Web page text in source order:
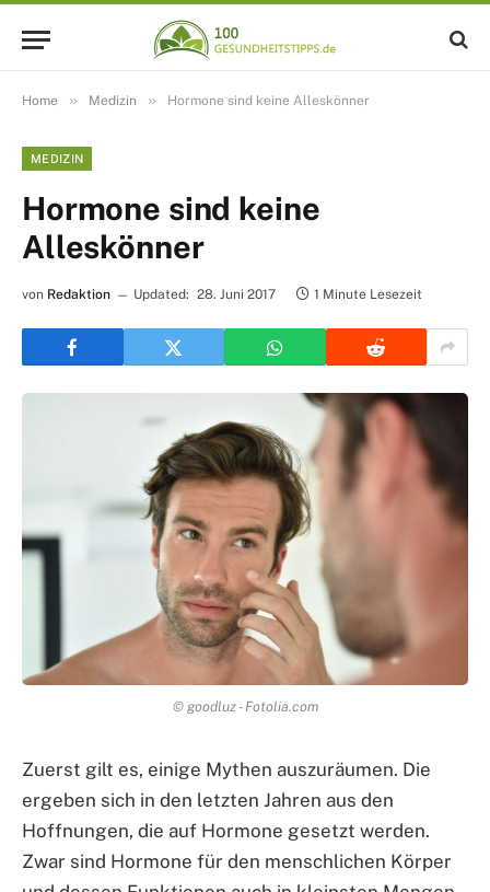
Home » Medizin » Hormone sind keine Alleskönner
MEDIZIN
Hormone sind keine
Alleskönner
von Redaktion Updated: 28. Juni 2017 1 Minute Lesezeit
© goodluz - Fotolia.com
Zuerst gilt es, einige Mythen auszuräumen. Die
ergeben sich in den letzten Jahren aus den
Hoffnungen, die auf Hormone gesetzt werden.
Zwar sind Hormone für den menschlichen Körper